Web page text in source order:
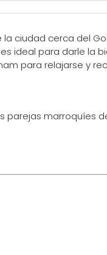
ciudad cerca del
ideal para darle la
para relajarse y
parejas marroquíes